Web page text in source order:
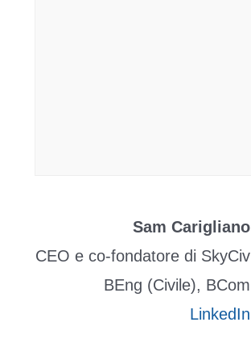
Sam Carigliano
CEO e co-fondatore di SkyCiv
BEng (Civile), BCom
LinkedIn